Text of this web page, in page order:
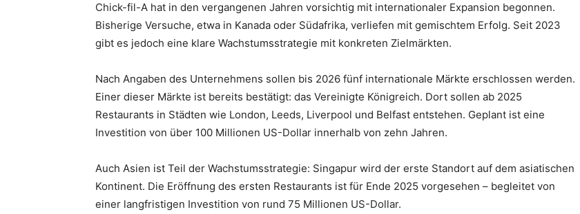
Chick-fil-A hat in den vergangenen Jahren vorsichtig mit internationaler Expansion begonnen.
Bisherige Versuche, etwa in Kanada oder Südafrika, verliefen mit gemischtem Erfolg. Seit 2023
gibt es jedoch eine klare Wachstumsstrategie mit konkreten Zielmärkten.
Nach Angaben des Unternehmens sollen bis 2026 fünf internationale Märkte erschlossen werden.
Einer dieser Märkte ist bereits bestätigt: das Vereinigte Königreich. Dort sollen ab 2025
Restaurants in Städten wie London, Leeds, Liverpool und Belfast entstehen. Geplant ist eine
Investition von über 100 Millionen US-Dollar innerhalb von zehn Jahren.
Auch Asien ist Teil der Wachstumsstrategie: Singapur wird der erste Standort auf dem asiatischen
Kontinent. Die Eröffnung des ersten Restaurants ist für Ende 2025 vorgesehen – begleitet von
einer langfristigen Investition von rund 75 Millionen US-Dollar.